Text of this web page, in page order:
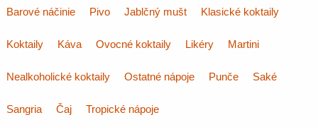
Barové náčinie Pivo Jablčný mušt Klasické koktaily
Koktaily Káva Ovocné koktaily Likéry Martini
Nealkoholické koktaily Ostatné nápoje Punče Saké
Sangria Čaj Tropické nápoje